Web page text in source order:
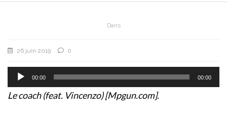
Dans
26 juin 2019 0
Lecteur
audio
00:00 00:00
Le coach (feat. Vincenzo) [Mpgun.com].